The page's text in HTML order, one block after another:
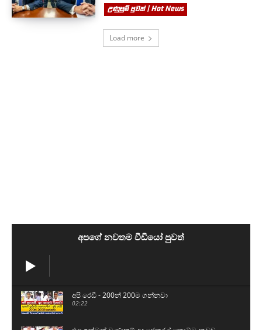
උණුසුම් පුවත් | Hot News
Load more
අපගේ නවතම වීඩියෝ පුවත්
අපි රෙඩී - 200න් 200ම ගන්නවා
02:22